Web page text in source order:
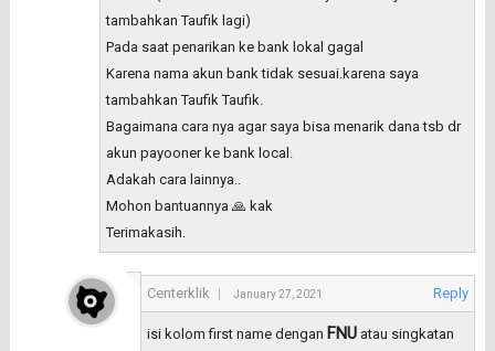
tambahkan Taufik lagi)
Pada saat penarikan ke bank lokal gagal
Karena nama akun bank tidak sesuai.karena saya
tambahkan Taufik Taufik.
Bagaimana cara nya agar saya bisa menarik dana tsb dr
akun payooner ke bank local.
Adakah cara lainnya..
Mohon bantuannya 🙏 kak
Terimakasih.
Centerklik January 27, 2021 Reply
isi kolom first name dengan FNUatau singkatan